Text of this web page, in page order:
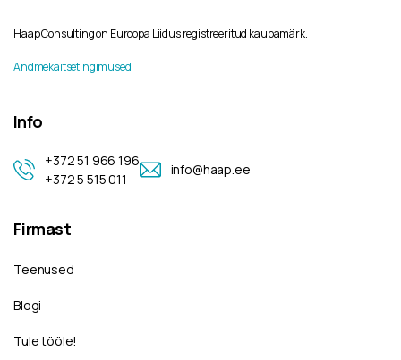
Haap Consulting on Euroopa Liidus registreeritud kaubamärk.
Andmekaitsetingimused
Info
+372 51 966 196
+372 5 515 011
info@haap.ee
Firmast
Teenused
Blogi
Tule tööle!